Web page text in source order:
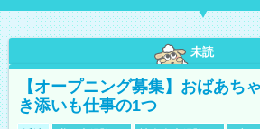
未読
【オープニング募集】おばあち
き添いも仕事の1つ